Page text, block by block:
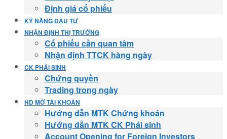
Định giá cổ phiếu
KỸ NĂNG ĐẦU TƯ
NHẬN ĐỊNH THỊ TRƯỜNG
Cổ phiếu cần quan tâm
Nhận định TTCK hàng ngày
CK PHÁI SINH
Chứng quyền
Trading trong ngày
HD MỞ TÀI KHOẢN
Hướng dẫn MTK Chứng khoán
Hướng dẫn MTK CK Phái sinh
Account Opening for Foreign Investors